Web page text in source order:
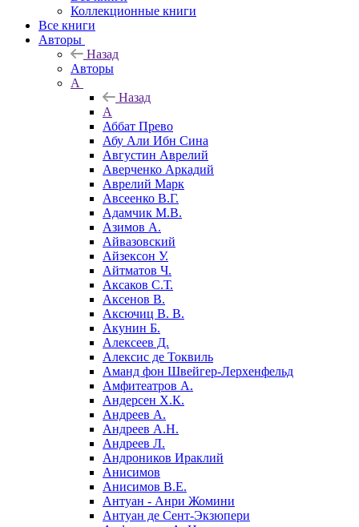
Коллекционные книги
Все книги
Авторы
Назад
Авторы
А
Назад
А
Аббат Прево
Абу Али Ибн Сина
Августин Аврелий
Аверченко Аркадий
Аврелий Марк
Авсеенко В.Г.
Адамчик М.В.
Азимов А.
Айвазовский
Айзексон У.
Айтматов Ч.
Аксаков С.Т.
Аксенов В.
Аксючиц В. В.
Акунин Б.
Алексеев Д.
Алексис де Токвиль
Аманд фон Швейгер-Лерхенфельд
Амфитеатров А.
Андерсен Х.К.
Андреев А.
Андреев А.Н.
Андреев Л.
Андроников Ираклий
Анисимов
Анисимов В.Е.
Антуан - Анри Жомини
Антуан де Сент-Экзюпери